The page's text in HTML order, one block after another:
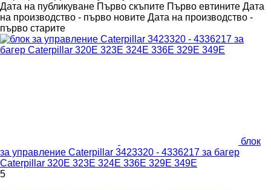
Дата на публикуване Първо скъпите Първо евтините Дата
на производство - първо новите Дата на производство -
първо старите
блок
за управление Caterpillar 3423320 - 4336217 за багер
Caterpillar 320E 323E 324E 336E 329E 349E
5